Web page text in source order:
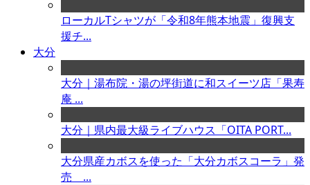
ローカルTシャツが「令和8年熊本地震」復興支
援チ...
大分
大分｜湯布院・湯の坪街道に和スイーツ店「果寿
庵 ...
大分｜県内最大級ライブハウス「OITA PORT...
大分県産カボスを使った「大分カボスコーラ」発
売 ...